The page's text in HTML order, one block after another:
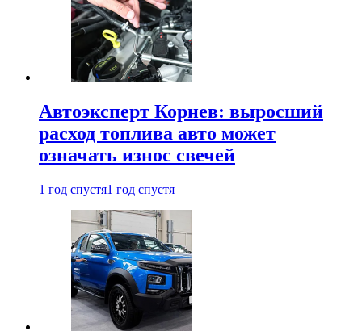
Автоэксперт Корнев: выросший
расход топлива авто может
означать износ свечей
1 год спустя1 год спустя